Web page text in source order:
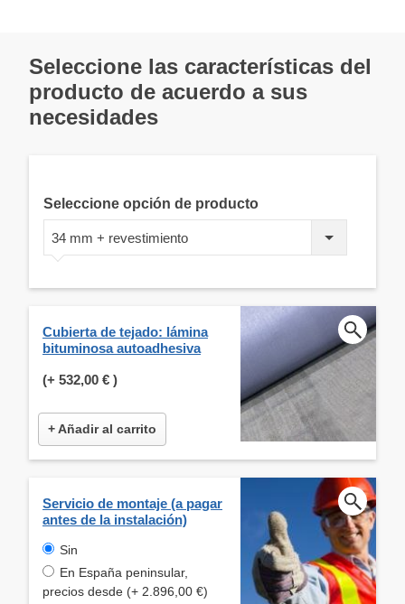
Seleccione las características del
producto de acuerdo a sus
necesidades
Seleccione opción de producto
34 mm + revestimiento
Cubierta de tejado: lámina
bituminosa autoadhesiva
(+ 532,00 € )
+ Añadir al carrito
Servicio de montaje (a pagar
antes de la instalación)
Sin
En España peninsular,
precios desde (+ 2.896,00 €)